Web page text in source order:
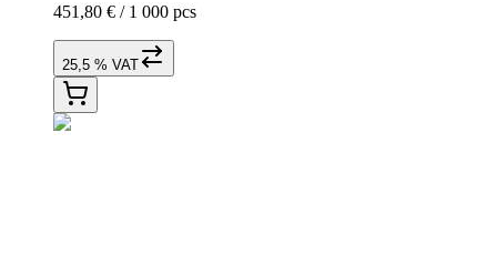
451,80 € / 1 000 pcs
25,5 % VAT